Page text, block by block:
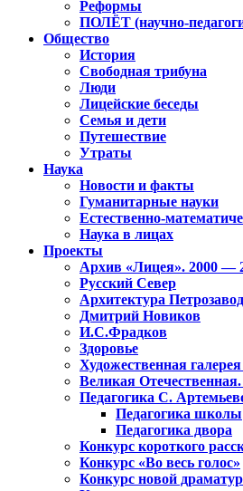
Реформы
ПОЛЁТ (научно-
Общество
История
Свободная трибуна
Люди
Лицейские беседы
Семья и дети
Путешествие
Утраты
Наука
Новости и факты
Гуманитарные науки
Естественно-
Наука в лицах
Проекты
Архив «Лицея». 2000 —
Русский Север
Архитектура
Дмитрий Новиков
И.С.Фрадков
Здоровье
Художественная
Великая
Педагогика С.
Педагогика школы
Педагогика двора
Конкурс короткого
Конкурс «Во весь голос»
Конкурс новой